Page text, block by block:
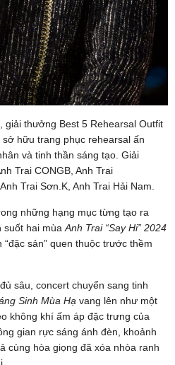
giải thưởng Best 5 Rehearsal Outfit
hữu trang phục rehearsal ấn
và tinh thần sáng tạo. Giải
Trai CONGB, Anh Trai
Trai Sơn.K, Anh Trai Hải Nam.
những hạng mục từng tạo ra
suốt hai mùa Anh Trai “Say Hi” 2024
“đặc sản” quen thuộc trước thềm
sâu, concert chuyển sang tinh
Sinh Mùa Hạ vang lên như một
không khí ấm áp đặc trưng của
gian rực sáng ánh đèn, khoảnh
cùng hòa giọng đã xóa nhòa ranh